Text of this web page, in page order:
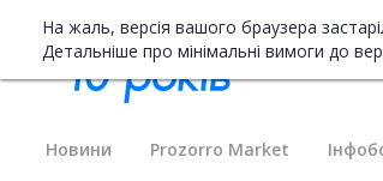
На жаль, версія вашого браузера
Детальніше про мінімальні вимоги до
Новини Prozorro Market